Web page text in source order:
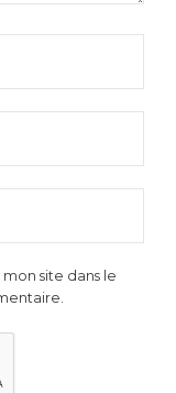
site dans le